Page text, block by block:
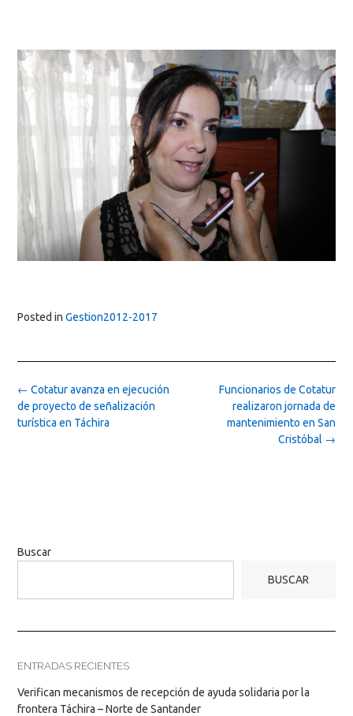
Posted in Gestion2012-2017
Post
navigation
Funcionarios de Cotatur
realizaron jornada de
mantenimiento en San
Cristóbal →
← Cotatur avanza en ejecución
de proyecto de señalización
turística en Táchira
Buscar
BUSCAR
ENTRADAS RECIENTES
Verifican mecanismos de recepción de ayuda solidaria por la
frontera Táchira – Norte de Santander